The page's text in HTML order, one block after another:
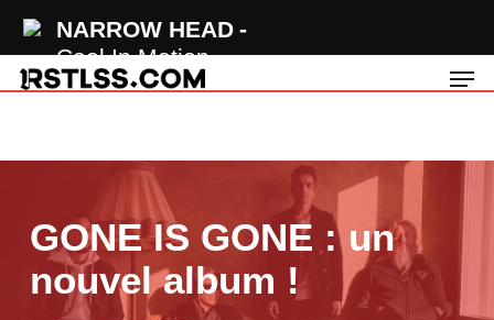
NARROW HEAD
Cool In Motion
main
GONE IS GONE : un
nouvel album !